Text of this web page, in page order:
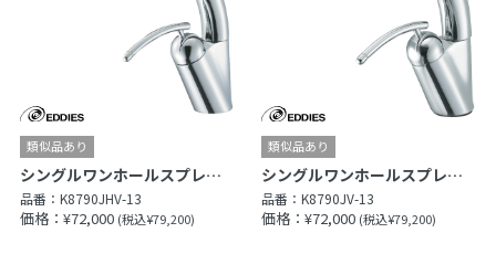
シングルワンホールスプレー混合栓
品番： K8790JHV-13
価格：¥72,000 (税込¥79,200)
シングルワンホールスプレー混合栓
品番：K8790JV-13
価格：¥72,000 (税込¥79,200)